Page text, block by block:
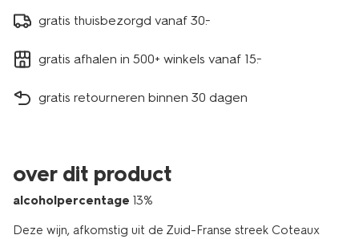
gratis thuisbezorgd vanaf 30.-
gratis afhalen in 500+ winkels vanaf 15.-
gratis retourneren binnen 30 dagen
over dit product
alcoholpercentage 13%
Deze wijn, afkomstig uit de Zuid-Franse streek Coteaux